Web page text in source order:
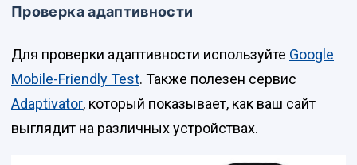
Проверка адаптивности
Для проверки адаптивности используйте Google
Mobile-Friendly Test. Также полезен сервис
Adaptivator, который показывает, как ваш сайт
выглядит на различных устройствах.